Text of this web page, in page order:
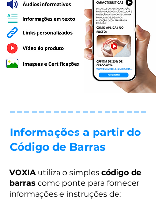
Informações a partir do
Código de Barras
VOXIAutiliza o simples código de
barras como ponte para fornecer
informações e instruções de: